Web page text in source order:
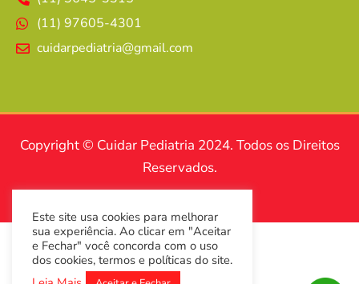
(11) 97605-4301
cuidarpediatria@gmail.com
Copyright © Cuidar Pediatria 2024. Todos os Direitos
Reservados.
Este site usa cookies para melhorar
sua experiência. Ao clicar em "Aceitar
e Fechar" você concorda com o uso
dos cookies, termos e políticas do site.